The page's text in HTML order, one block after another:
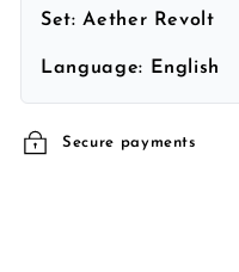
Set:Aether Revolt
Language: English
Secure payments